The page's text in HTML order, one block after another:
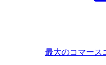
最大のコマース